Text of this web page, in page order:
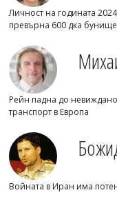
Личност на годината
превърна 600 дка
Рейн падна до
транспорт в Европа
Войната в Иран има